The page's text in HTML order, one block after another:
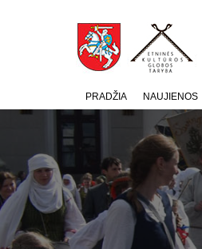
PRADŽIA NAUJIENOS